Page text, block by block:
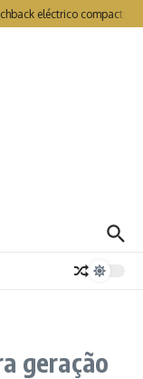
eléctrico compacto para
geração